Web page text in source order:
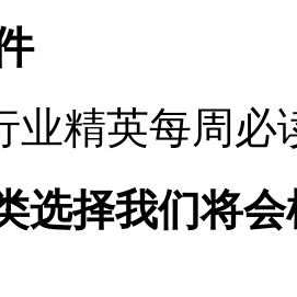
业精英每周
选择我们将